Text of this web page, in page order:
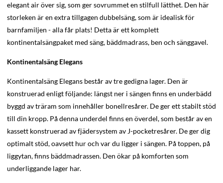
elegant air över sig, som ger sovrummet en stilfull lätthet. Den här
storleken är en extra tillgagen dubbelsäng, som är idealisk för
barnfamiljen - alla får plats! Detta är ett komplett
kontinentalsängpaket med säng, bäddmadrass, ben och sänggavel.
Kontinentalsäng Elegans
Kontinentalsäng Elegans består av tre gedigna lager. Den är
konstruerad enligt följande: längst ner i sängen finns en underbädd
byggd av träram som innehåller bonellresårer. De ger ett stabilt stöd
till din kropp. På denna underdel finns en överdel, som består av en
kassett konstruerad av fjädersystem av J-pocketresårer. De ger dig
optimalt stöd, oavsett hur och var du ligger i sängen. På toppen, på
liggytan, finns bäddmadrassen. Den ökar på komforten som
underliggande lager har.